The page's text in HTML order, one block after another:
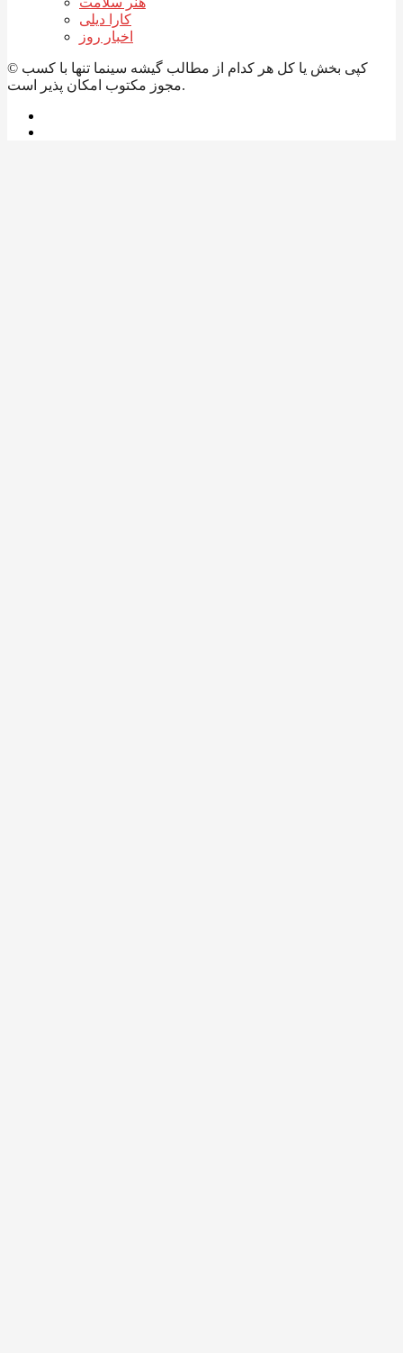
کارا دیلی
اخبار روز
© کپی بخش یا کل هر کدام از مطالب گیشه سینما تنها با کسب
مجوز مکتوب امکان پذیر است.